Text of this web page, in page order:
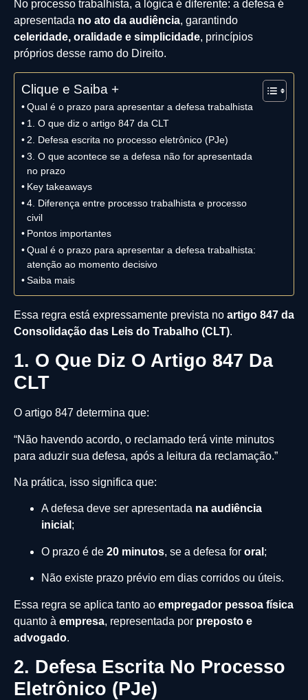
No processo trabalhista, a lógica é diferente: a defesa é
apresentada no ato da audiência, garantindo
celeridade, oralidade e simplicidade, princípios
próprios desse ramo do Direito.
Clique e Saiba +
Qual é o prazo para apresentar a defesa trabalhista
1. O que diz o artigo 847 da CLT
2. Defesa escrita no processo eletrônico (PJe)
3. O que acontece se a defesa não for apresentada
no prazo
Key takeaways
4. Diferença entre processo trabalhista e processo
civil
Pontos importantes
Qual é o prazo para apresentar a defesa trabalhista:
atenção ao momento decisivo
Saiba mais
Essa regra está expressamente prevista no artigo 847 da
Consolidação das Leis do Trabalho (CLT).
1. O Que Diz O Artigo 847 Da
CLT
O artigo 847 determina que:
“Não havendo acordo, o reclamado terá vinte minutos
para aduzir sua defesa, após a leitura da reclamação.”
Na prática, isso significa que:
A defesa deve ser apresentada na audiência
inicial ;
O prazo é de 20 minutos, se a defesa for oral ;
Não existe prazo prévio em dias corridos ou úteis.
Essa regra se aplica tanto ao empregador pessoa física
quanto à empresa, representada por preposto e
advogado.
2. Defesa Escrita No Processo
Eletrônico (PJe)